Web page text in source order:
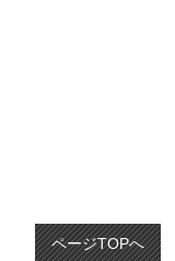
ページTOPへ